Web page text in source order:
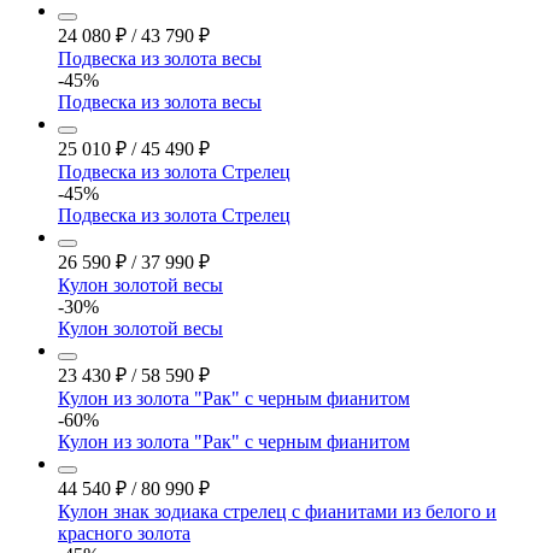
24 080 ₽ / 43 790 ₽
Подвеска из золота весы
-45%
Подвеска из золота весы
25 010 ₽ / 45 490 ₽
Подвеска из золота Стрелец
-45%
Подвеска из золота Стрелец
26 590 ₽ / 37 990 ₽
Кулон золотой весы
-30%
Кулон золотой весы
23 430 ₽ / 58 590 ₽
Кулон из золота "Рак" с черным фианитом
-60%
Кулон из золота "Рак" с черным фианитом
44 540 ₽ / 80 990 ₽
Кулон знак зодиака стрелец с фианитами из белого и
красного золота